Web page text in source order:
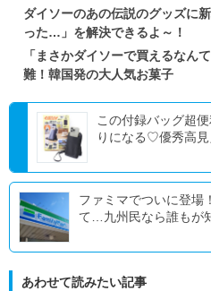
ダイソーのあの伝説のグッズに
った…」を解決できるよ～！
「まさかダイソーで買えるな
難！韓国発の大人気お菓子
この付録バッグ超
りになる♡優秀高見
ファミマでついに登場
て…九州民なら誰もが
あわせて読みたい記事